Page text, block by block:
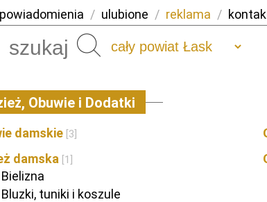
powiadomienia / ulubione / reklama /
Szukaj
Obuwie i Dodatki
damskie [3]
damska [1]
Bielizna
Bluzki, tuniki i koszule